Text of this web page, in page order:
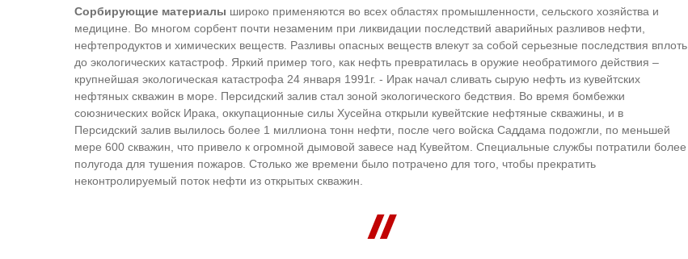
Сорбирующие материалы широко применяются во всех областях промышленности, сельского хозяйства и
медицине. Во многом сорбент почти незаменим при ликвидации последствий аварийных разливов нефти,
нефтепродуктов и химических веществ. Разливы опасных веществ влекут за собой серьезные последствия вплоть
до экологических катастроф. Яркий пример того, как нефть превратилась в оружие необратимого действия –
крупнейшая экологическая катастрофа 24 января 1991г. - Ирак начал сливать сырую нефть из кувейтских
нефтяных скважин в море. Персидский залив стал зоной экологического бедствия. Во время бомбежки
союзнических войск Ирака, оккупационные силы Хусейна открыли кувейтские нефтяные скважины, и в
Персидский залив вылилось более 1 миллиона тонн нефти, после чего войска Саддама подожгли, по меньшей
мере 600 скважин, что привело к огромной дымовой завесе над Кувейтом. Специальные службы потратили более
полугода для тушения пожаров. Столько же времени было потрачено для того, чтобы прекратить
неконтролируемый поток нефти из открытых скважин.